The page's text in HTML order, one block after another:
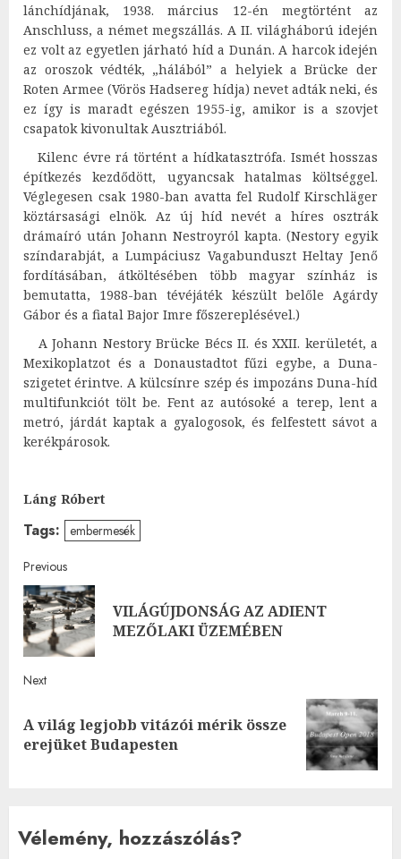
lánchídjának, 1938. március 12-én megtörtént az
Anschluss, a német megszállás. A II. világháború idején
ez volt az egyetlen járható híd a Dunán. A harcok idején
az oroszok védték, „hálából” a helyiek a Brücke der
Roten Armee (Vörös Hadsereg hídja) nevet adták neki, és
ez így is maradt egészen 1955-ig, amikor is a szovjet
csapatok kivonultak Ausztriából.
Kilenc évre rá történt a hídkatasztrófa. Ismét hosszas
építkezés kezdődött, ugyancsak hatalmas költséggel.
Véglegesen csak 1980-ban avatta fel Rudolf Kirschläger
köztársasági elnök. Az új híd nevét a híres osztrák
drámaíró után Johann Nestroyról kapta. (Nestory egyik
színdarabját, a Lumpáciusz Vagabunduszt Heltay Jenő
fordításában, átköltésében több magyar színház is
bemutatta, 1988-ban tévéjáték készült belőle Agárdy
Gábor és a fiatal Bajor Imre főszereplésével.)
A Johann Nestory Brücke Bécs II. és XXII. kerületét, a
Mexikoplatzot és a Donaustadtot fűzi egybe, a Duna-
szigetet érintve. A külcsínre szép és impozáns Duna-híd
multifunkciót tölt be. Fent az autósoké a terep, lent a
metró, járdát kaptak a gyalogosok, és felfestett sávot a
kerékpárosok.
Láng Róbert
Tags: embermesék
Post
navigation
Previous
VILÁGÚJDONSÁG AZ ADIENT
MEZŐLAKI ÜZEMÉBEN
Next
Next
post:
A világ legjobb vitázói mérik össze
erejüket Budapesten
Vélemény, hozzászólás?